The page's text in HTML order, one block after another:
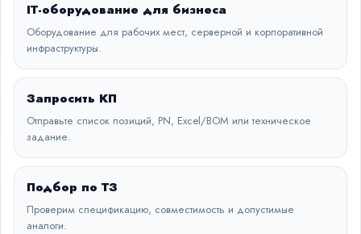
IT-оборудование для бизнеса
Оборудование для рабочих мест, серверной и корпоративной
инфраструктуры.
Запросить КП
Отправьте список позиций, PN, Excel/BOM или техническое
задание.
Подбор по ТЗ
Проверим спецификацию, совместимость и допустимые
аналоги.